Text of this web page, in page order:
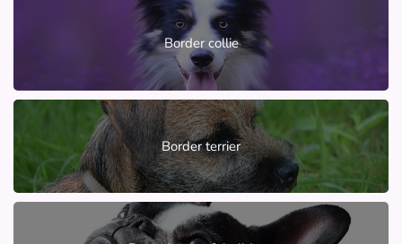
Border collie
Border terrier